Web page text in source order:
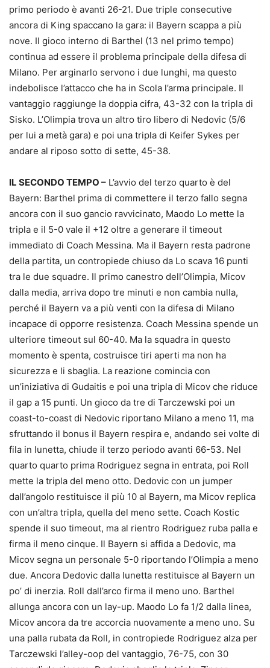
primo periodo è avanti 26-21. Due triple consecutive
ancora di King spaccano la gara: il Bayern scappa a più
nove. Il gioco interno di Barthel (13 nel primo tempo)
continua ad essere il problema principale della difesa di
Milano. Per arginarlo servono i due lunghi, ma questo
indebolisce l’attacco che ha in Scola l’arma principale. Il
vantaggio raggiunge la doppia cifra, 43-32 con la tripla di
Sisko. L’Olimpia trova un altro tiro libero di Nedovic (5/6
per lui a metà gara) e poi una tripla di Keifer Sykes per
andare al riposo sotto di sette, 45-38.
IL SECONDO TEMPO – L’avvio del terzo quarto è del
Bayern: Barthel prima di commettere il terzo fallo segna
ancora con il suo gancio ravvicinato, Maodo Lo mette la
tripla e il 5-0 vale il +12 oltre a generare il timeout
immediato di Coach Messina. Ma il Bayern resta padrone
della partita, un contropiede chiuso da Lo scava 16 punti
tra le due squadre. Il primo canestro dell’Olimpia, Micov
dalla media, arriva dopo tre minuti e non cambia nulla,
perché il Bayern va a più venti con la difesa di Milano
incapace di opporre resistenza. Coach Messina spende un
ulteriore timeout sul 60-40. Ma la squadra in questo
momento è spenta, costruisce tiri aperti ma non ha
sicurezza e li sbaglia. La reazione comincia con
un’iniziativa di Gudaitis e poi una tripla di Micov che riduce
il gap a 15 punti. Un gioco da tre di Tarczewski poi un
coast-to-coast di Nedovic riportano Milano a meno 11, ma
sfruttando il bonus il Bayern respira e, andando sei volte di
fila in lunetta, chiude il terzo periodo avanti 66-53. Nel
quarto quarto prima Rodriguez segna in entrata, poi Roll
mette la tripla del meno otto. Dedovic con un jumper
dall’angolo restituisce il più 10 al Bayern, ma Micov replica
con un’altra tripla, quella del meno sette. Coach Kostic
spende il suo timeout, ma al rientro Rodriguez ruba palla e
firma il meno cinque. Il Bayern si affida a Dedovic, ma
Micov segna un personale 5-0 riportando l’Olimpia a meno
due. Ancora Dedovic dalla lunetta restituisce al Bayern un
po’ di inerzia. Roll dall’arco firma il meno uno. Barthel
allunga ancora con un lay-up. Maodo Lo fa 1/2 dalla linea,
Micov ancora da tre accorcia nuovamente a meno uno. Su
una palla rubata da Roll, in contropiede Rodriguez alza per
Tarczewski l’alley-oop del vantaggio, 76-75, con 30